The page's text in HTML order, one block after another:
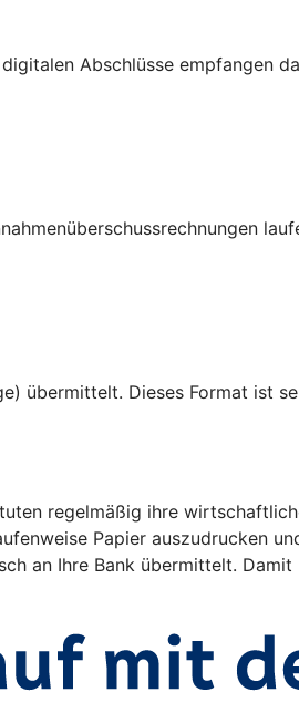
Abschlüsse empfangen
übermittelt. Dieses Format ist
regelmäßig ihre
Papier auszudrucken
an Ihre Bank übermittelt.